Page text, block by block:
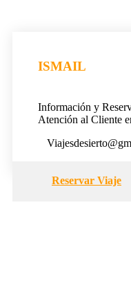
ISMAIL
Información y
Atención al Cliente
Reservar Viaje